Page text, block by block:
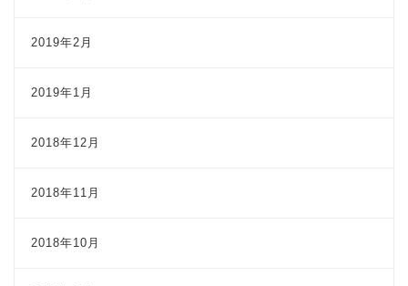
2019年2月
2019年1月
2018年12月
2018年11月
2018年10月